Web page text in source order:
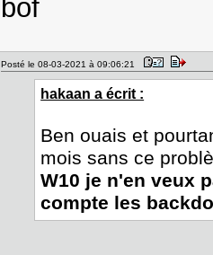
bof
Posté le 08-03-2021 à 09:06:21
hakaan a écrit :
Ben ouais et
mois sans ce
W10 je n'en veux
compte les